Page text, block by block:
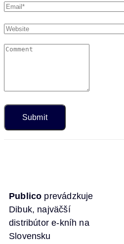
Publico prevádzkuje
Dibuk, najväčší
distribútor e-kníh na
Slovensku